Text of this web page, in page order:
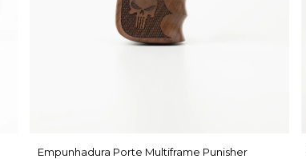
Empunhadura Porte Multiframe Punisher